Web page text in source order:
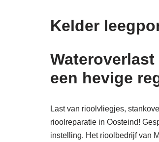
Kelder
een hevige
Last van rioolvliegjes,
rioolreparatie in Oosteind!
instelling. Het rioolbedrijf van